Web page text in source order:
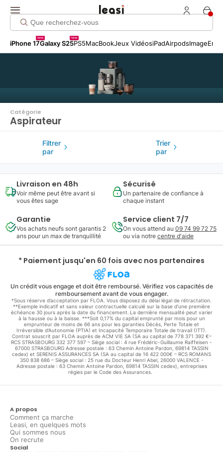
iPhone 17
new
Galaxy S25
new
PS5MacBookJeux VidéosiPadAirpodsImage
Catégorie
Aspirateur
Filtrer
par
Trier
par
Livraison en 48h
Voir même peut être avant si
vous êtes sage
Sécurisé
Un partenaire de confiance à
chaque instant
Garantie
Vos achats neufs sont garantis 2
ans pour un max de tranquillité
Service client 7/7
On vous attend au 09 74 99 72 75
ou via notre centre d'aide
* Paiement jusqu'en 60 fois avec nos partenaires
Un crédit vous engage et doit être remboursé. Vérifiez vos capacités de
remboursement avant de vous engager.
*Sous réserve d’acceptation par FLOA. Vous disposez du délai légal de rétractation.
**Exemple indicatif et sans valeur contractuelle calculé sur la base d'une première
échéance 30 jours après la date du financement. La dernière mensualité peut varier
à la hausse ou à la baisse. ***Soit 0,17% du capital emprunté par mois pour un
emprunteur de moins de 66 ans pour les garanties Décès, Perte Totale et
Irréversible d'Autonomie (PTIA) et Incapacité Temporaire Totale de travail (ITT).
Contrat souscrit par FLOA auprès de ACM VIE SA (SA au capital de 778 371 392 €–
RCS STRASBOURG 332 377 597 – Siège social : 4 rue Frédéric-Guillaume Raiffeisen -
67000 STRASBOURG Adresse postale : 63 Chemin Antoine Pardon, 69814 TASSIN
cedex) et SERENIS ASSURANCES SA (SA au capital de 16 422 000€ – RCS ROMANS
350 838 686 – Siège social : 25 rue du Docteur Henri Abel, 26000 VALENCE -
Adresse postale : 63 Chemin Antoine Pardon, 69814 TASSIN cedex), entreprises
régies par le Code des Assurances.
A propos
Comment ça marche
Leasi, en quelques mots
Qui sommes nous
On recrute
Social